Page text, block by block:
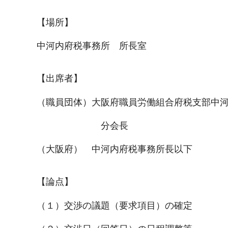
【場所】
中河内府税事務所 所長室
【出席者】
（職員団体）大阪府職員労働組合府税支部中
分会長
（大阪府） 中河内府税事務所長以下
【論点】
（１）交渉の議題（要求項目）の確定